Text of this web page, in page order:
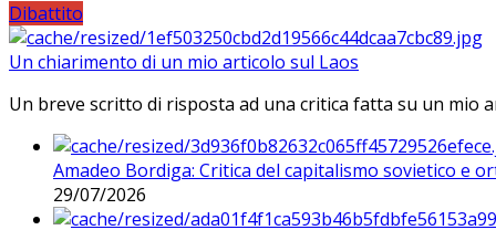
Dibattito
Un chiarimento di un mio articolo sul Laos
Un breve scritto di risposta ad una critica fatta su un mio
Amadeo Bordiga: Critica del capitalismo sovietico e
29/07/2026